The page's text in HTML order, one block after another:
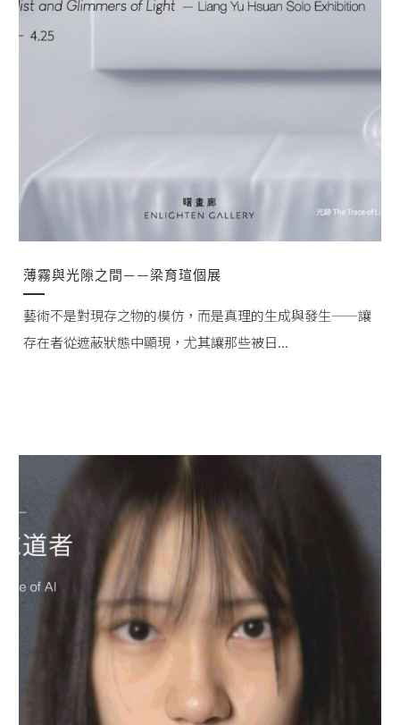
薄霧與光隙之間——梁育瑄個展
藝術不是對現存之物的模仿，而是真理的生成與發生——讓
存在者從遮蔽狀態中顯現，尤其讓那些被日...